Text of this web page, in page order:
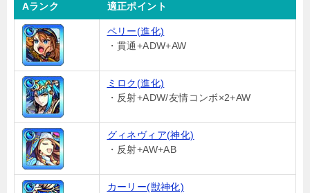
Aランク 適正ポイント
ペリー(進化)
・貫通+ADW+AW
ミロク(進化)
・反射+ADW/友情コンボ×2+AW
グィネヴィア(神化)
・反射+AW+AB
カーリー(獣神化)